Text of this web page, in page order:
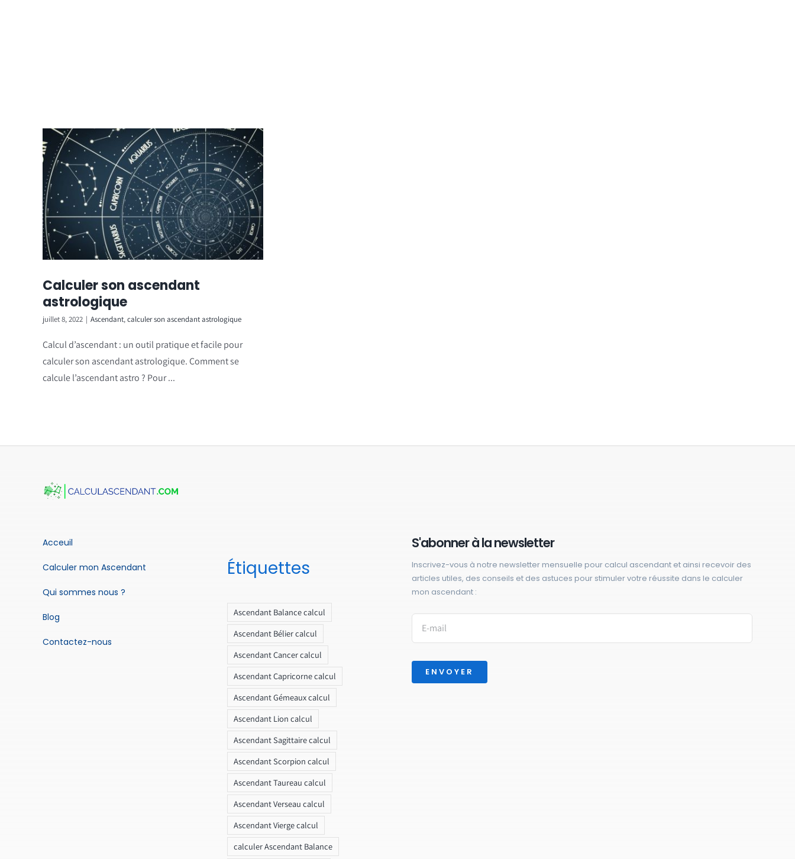
Calculer son ascendant
astrologique
juillet 8, 2022 | Ascendant,calculer son ascendant astrologique
Calcul d’ascendant : un outil pratique et facile pour
calculer son ascendant astrologique. Comment se
calcule l’ascendant astro ? Pour ...
Acceuil
Calculer mon Ascendant
Qui sommes nous ?
Blog
Contactez-nous
Étiquettes
Ascendant Balance calcul
Ascendant Bélier calcul
Ascendant Cancer calcul
Ascendant Capricorne calcul
Ascendant Gémeaux calcul
Ascendant Lion calcul
Ascendant Sagittaire calcul
Ascendant Scorpion calcul
Ascendant Taureau calcul
Ascendant Verseau calcul
Ascendant Vierge calcul
calculer Ascendant Balance
S'abonner à la newsletter
Inscrivez-vous à notre newsletter mensuelle pour calcul ascendant et ainsi recevoir des
articles utiles, des conseils et des astuces pour stimuler votre réussite dans le calculer
mon ascendant :
ENVOYER